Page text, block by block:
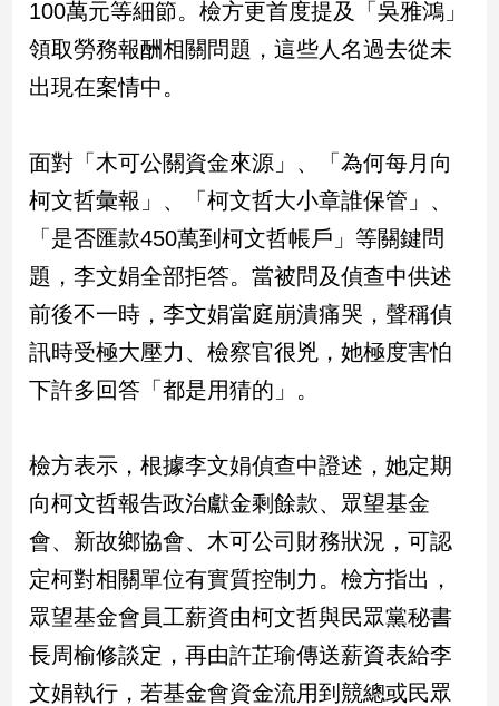
觀
兩
國
際
社
會/
地
冠
專
南
灣
觀
點
100萬元等細節。檢方更首度提及「吳雅鴻」
領取勞務報酬相關問題，這些人名過去從未
出現在案情中。
面對「木可公關資金來源」、「為何每月向
柯文哲彙報」、「柯文哲大小章誰保管」、
「是否匯款450萬到柯文哲帳戶」等關鍵問
題，李文娟全部拒答。當被問及偵查中供述
前後不一時，李文娟當庭崩潰痛哭，聲稱偵
訊時受極大壓力、檢察官很兇，她極度害怕
下許多回答「都是用猜的」。
檢方表示，根據李文娟偵查中證述，她定期
向柯文哲報告政治獻金剩餘款、眾望基金
會、新故鄉協會、木可公司財務狀況，可認
定柯對相關單位有實質控制力。檢方指出，
眾望基金會員工薪資由柯文哲與民眾黨秘書
長周榆修談定，再由許芷瑜傳送薪資表給李
文娟執行，若基金會資金流用到競總或民眾